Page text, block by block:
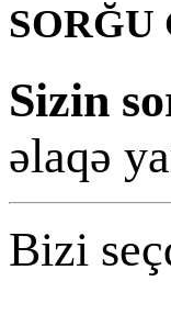
Sizin
əlaqə
Bizi